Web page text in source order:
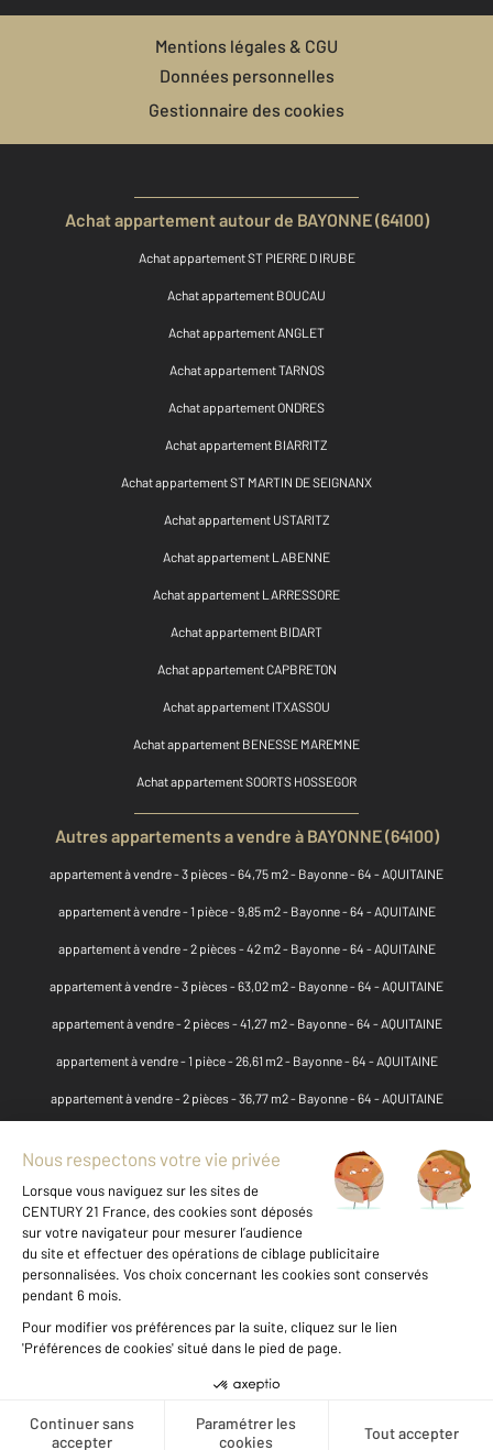
Téléphoner
Mentions légales & CGU
Données personnelles
Gestionnaire des cookies
Achat appartement autour de BAYONNE (64100)
Achat appartement ST PIERRE D IRUBE
Achat appartement BOUCAU
Achat appartement ANGLET
Achat appartement TARNOS
Achat appartement ONDRES
Achat appartement BIARRITZ
Achat appartement ST MARTIN DE SEIGNANX
Achat appartement USTARITZ
Achat appartement LABENNE
Achat appartement LARRESSORE
Achat appartement BIDART
Achat appartement CAPBRETON
Achat appartement ITXASSOU
Achat appartement BENESSE MAREMNE
Achat appartement SOORTS HOSSEGOR
Autres appartements a vendre à BAYONNE (64100)
appartement à vendre - 3 pièces - 64,75 m2 - Bayonne - 64 - AQUITAINE
appartement à vendre - 1 pièce - 9,85 m2 - Bayonne - 64 - AQUITAINE
appartement à vendre - 2 pièces - 42 m2 - Bayonne - 64 - AQUITAINE
appartement à vendre - 3 pièces - 63,02 m2 - Bayonne - 64 - AQUITAINE
appartement à vendre - 2 pièces - 41,27 m2 - Bayonne - 64 - AQUITAINE
appartement à vendre - 1 pièce - 26,61 m2 - Bayonne - 64 - AQUITAINE
appartement à vendre - 2 pièces - 36,77 m2 - Bayonne - 64 - AQUITAINE
appartement à vendre - 2 pièces - 39,19 m2 - Bayonne - 64 - AQUITAINE
appartement à vendre - 1 pièce - 13 m2 - Bayonne - 64 - AQUITAINE
appartement à vendre - 2 pièces - 33,82 m2 - Bayonne - 64 - AQUITAINE
appartement à vendre - 6 pièces - 103,78 m2 - Bayonne - 64 - AQUITAINE
appartement à vendre - 3 pièces - 73,35 m2 - Bayonne - 64 - AQUITAINE
appartement à vendre - 1 pièce - 15 m2 - Bayonne - 64 - AQUITAINE
appartement à vendre - 4 pièces - 93 m2 - Bayonne - 64 - AQUITAINE